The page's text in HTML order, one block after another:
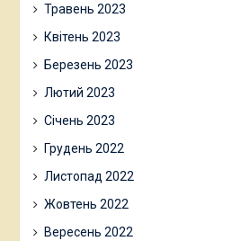
Травень 2023
Квітень 2023
Березень 2023
Лютий 2023
Січень 2023
Грудень 2022
Листопад 2022
Жовтень 2022
Вересень 2022